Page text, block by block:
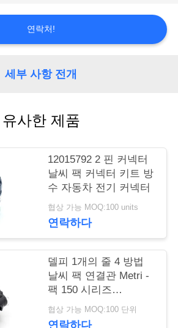
연락처!
세부 사항 전개
유사한 제품
12015792 2 핀 커넥터
날씨 팩 커넥터 키트 방
수 자동차 전기 커넥터
협상 가능 MOQ:100 units
연락하다
델피 1개의 줄 4 방법
날씨 팩 연결관 Metri -
팩 150 시리즈
12065298
협상 가능 MOQ:100 단위
연락하다